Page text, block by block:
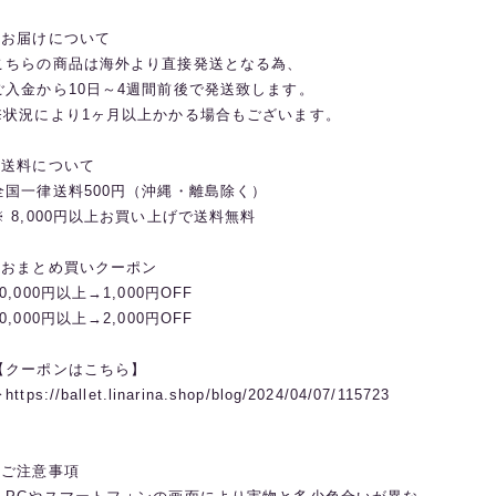
届けについて
ちらの商品は海外より直接発送となる為、
入金から10日～4週間前後で発送致します。
況により1ヶ月以上かかる場合もございます。
料について
国一律送料500円（沖縄・離島除く）
8,000円以上お買い上げで送料無料
まとめ買いクーポン
円以上→1,000円OFF
円以上→2,000円OFF
クーポンはこちら】
ballet.linarina.shop/blog/2024/04/07/115723
注意事項